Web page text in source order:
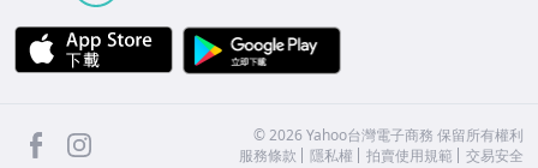
APP Store
facebook ©2026 Yahoo台灣電子商務 保留所有權利
服務條款
隱私權 拍賣使用規範 交易安全